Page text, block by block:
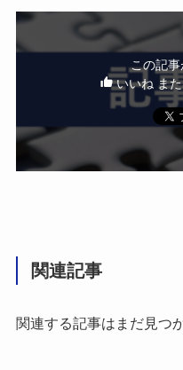
この記
いいね また
関連記事
関連する記事はまだ見つ